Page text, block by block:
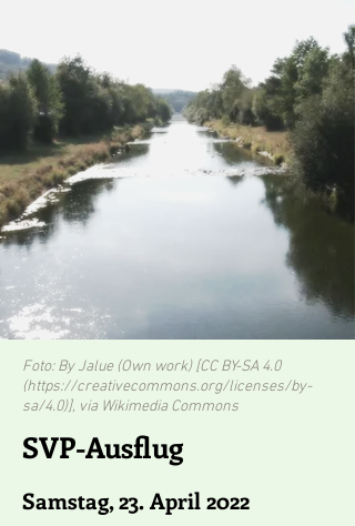
Foto: By Jalue (Own work) [CC BY-SA 4.0
(https://creativecommons.org/licenses/by-
sa/4.0)], via Wikimedia Commons
SVP-Ausflug
Samstag, 23. April 2022